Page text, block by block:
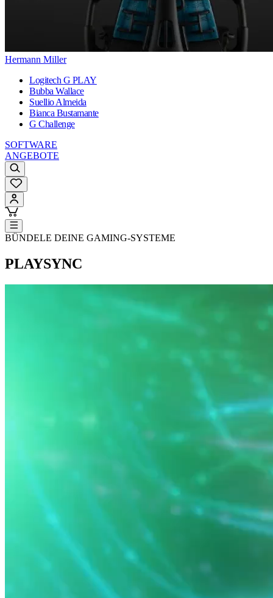
Hermann Miller
Logitech G PLAY
Bubba Wallace
Suellio Almeida
Bianca Bustamante
G Challenge
SOFTWARE
ANGEBOTE
BÜNDELE DEINE GAMING-SYSTEME
PLAYSYNC